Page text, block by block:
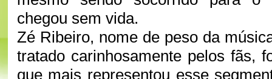
chegou sem vida.
Zé Ribeiro, nome de peso da
tratado carinhosamente pelos fãs,
que mais representou esse